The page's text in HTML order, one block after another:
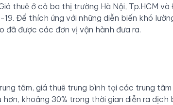
thuê ở cả ba thị trường Hà Nội, Tp.HCM
Để thích ứng với những diễn biến khó
đã được các đơn vị vận hành đưa ra.
tâm, giá thuê trung bình tại các trung
hơn, khoảng 30% trong thời gian diễn ra dịch